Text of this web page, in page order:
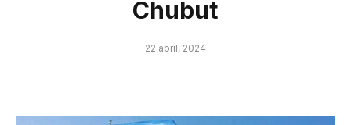
Chubut
22 abril, 2024